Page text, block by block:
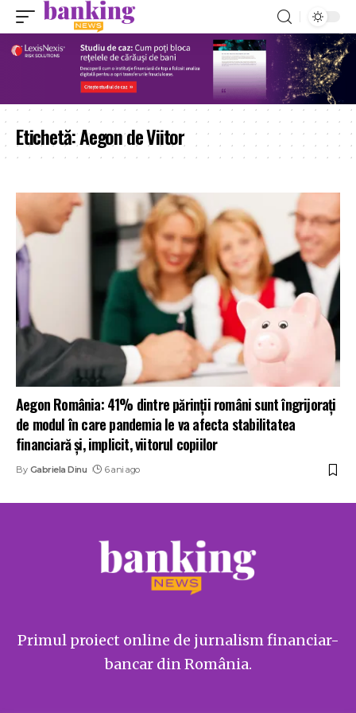
Etichetă:Aegon de Viitor
Aegon România: 41% dintre părinții români sunt îngrijorați
de modul în care pandemia le va afecta stabilitatea
financiară și, implicit, viitorul copiilor
By Gabriela Dinu 6 ani ago
Primul proiect online de jurnalism financiar-
bancar din România.